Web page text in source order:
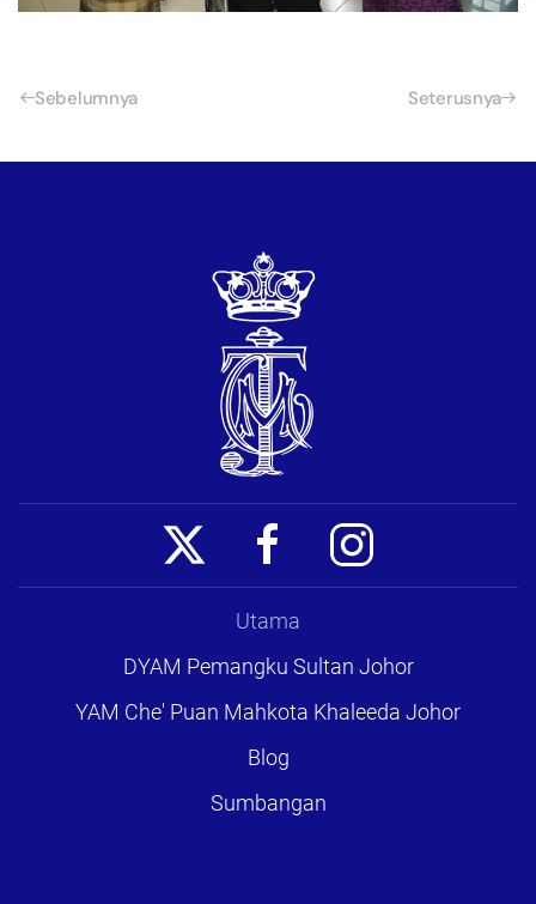
Sebelumnya Seterusnya
Utama
DYAM Pemangku Sultan Johor
YAM Che' Puan Mahkota Khaleeda Johor
Blog
Sumbangan